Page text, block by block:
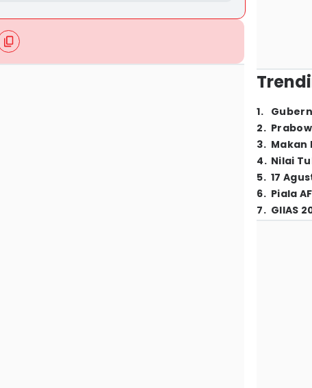
1.
2.
3. Makan
4. Nilai
5. 17
6. Piala
7. GIIAS